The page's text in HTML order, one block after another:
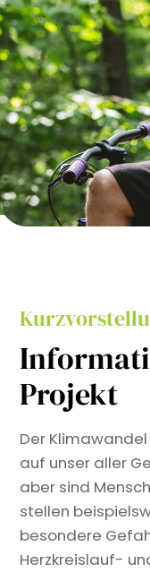
Projekt
Der
auf unser aller
aber sind
stellen
besondere
Herzkreislauf-